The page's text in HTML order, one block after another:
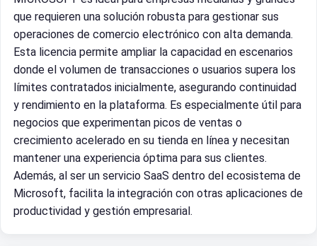
que requieren una solución robusta para gestionar sus
operaciones de comercio electrónico con alta demanda.
Esta licencia permite ampliar la capacidad en escenarios
donde el volumen de transacciones o usuarios supera los
límites contratados inicialmente, asegurando continuidad
y rendimiento en la plataforma. Es especialmente útil para
negocios que experimentan picos de ventas o
crecimiento acelerado en su tienda en línea y necesitan
mantener una experiencia óptima para sus clientes.
Además, al ser un servicio SaaS dentro del ecosistema de
Microsoft, facilita la integración con otras aplicaciones de
productividad y gestión empresarial.